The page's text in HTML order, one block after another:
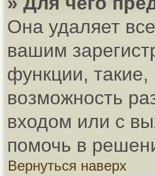
Она удаляет
вашим
функции,
возможность
входом или с
помочь в
Вернуться наверх